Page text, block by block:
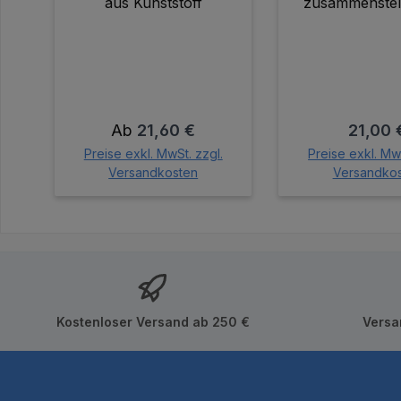
Regulärer Preis:
Ab 21,60 €
Preise exkl. MwSt. zzgl.
Versandkosten
21,00
Preise exkl.
Kostenloser Versand ab 250 €